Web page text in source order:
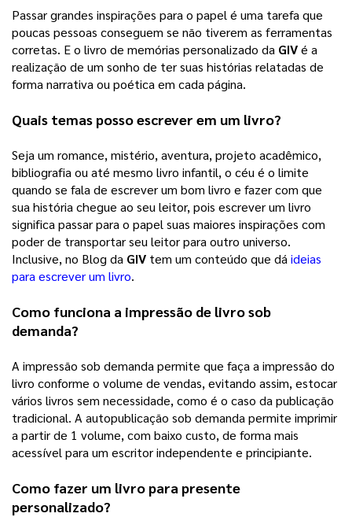
Passar grandes inspirações para o papel é uma tarefa que
poucas pessoas conseguem se não tiverem as ferramentas
corretas. E o livro de memórias personalizado da GIV é a
realização de um sonho de ter suas histórias relatadas de
forma narrativa ou poética em cada página.
Quais temas posso escrever em um livro?
Seja um romance, mistério, aventura, projeto acadêmico,
bibliografia ou até mesmo livro infantil, o céu é o limite
quando se fala de escrever um bom livro e fazer com que
sua história chegue ao seu leitor, pois escrever um livro
significa passar para o papel suas maiores inspirações com
poder de transportar seu leitor para outro universo.
Inclusive, no Blog da GIV tem um conteúdo que dá ideias
para escrever um livro.
Como funciona a impressão de livro sob
demanda?
A impressão sob demanda permite que faça a impressão do
livro conforme o volume de vendas, evitando assim, estocar
vários livros sem necessidade, como é o caso da publicação
tradicional. A autopublicação sob demanda permite imprimir
a partir de 1 volume, com baixo custo, de forma mais
acessível para um escritor independente e principiante.
Como fazer um livro para presente
personalizado?